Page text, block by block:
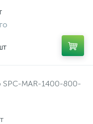
SPC-MAR-1400-800-